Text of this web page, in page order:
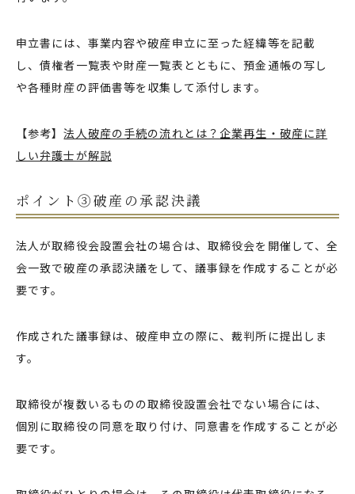
申立書には、事業内容や破産申立に至った経緯等を記載
し、債権者一覧表や財産一覧表とともに、預金通帳の写し
や各種財産の評価書等を収集して添付します。
【参考】法人破産の手続の流れとは？企業再生・破産に詳
しい弁護士が解説
ポイント③破産の承認決議
法人が取締役会設置会社の場合は、取締役会を開催して、全
会一致で破産の承認決議をして、議事録を作成することが必
要です。
作成された議事録は、破産申立の際に、裁判所に提出しま
す。
取締役が複数いるものの取締役設置会社でない場合には、
個別に取締役の同意を取り付け、同意書を作成することが必
要です。